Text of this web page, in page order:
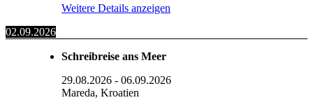
Weitere Details anzeigen
02.09.2026
Schreibreise ans Meer
29.08.2026 - 06.09.2026
Mareda, Kroatien